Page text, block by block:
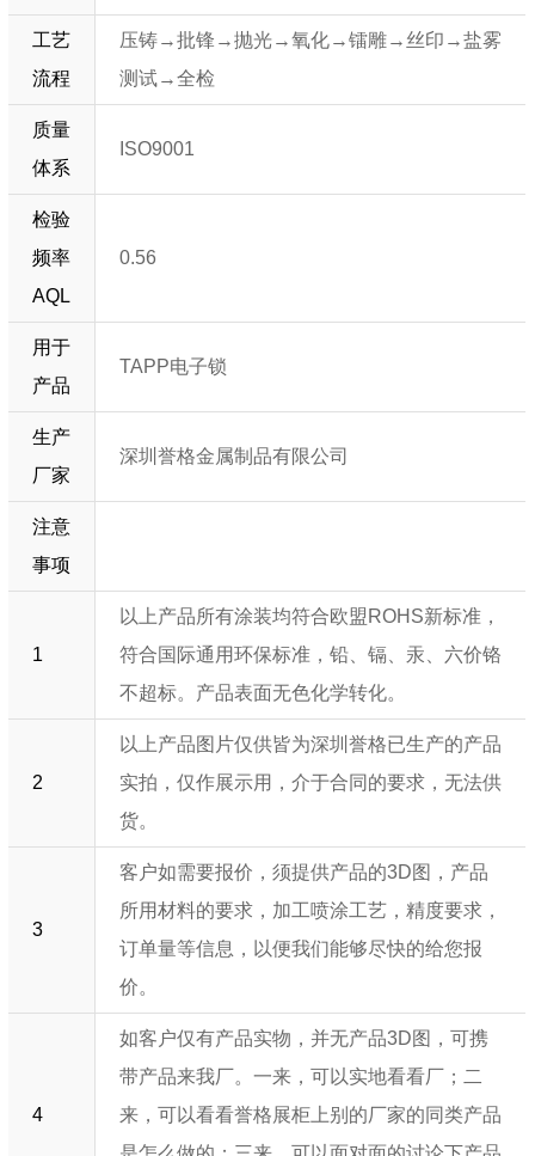
工艺
流程
压铸→批锋→抛光→氧化→镭雕→丝印→盐雾
测试→全检
质量
体系
ISO9001
检验
频率
AQL
0.56
用于
产品
TAPP电子锁
生产
厂家
深圳誉格金属制品有限公司
注意
事项
1
以上产品所有涂装均符合欧盟ROHS新标准，
符合国际通用环保标准，铅、镉、汞、六价铬
不超标。产品表面无色化学转化。
2
以上产品图片仅供皆为深圳誉格已生产的产品
实拍，仅作展示用，介于合同的要求，无法供
货。
3
客户如需要报价，须提供产品的3D图，产品
所用材料的要求，加工喷涂工艺，精度要求，
订单量等信息，以便我们能够尽快的给您报
价。
4
如客户仅有产品实物，并无产品3D图，可携
带产品来我厂。一来，可以实地看看厂；二
来，可以看看誉格展柜上别的厂家的同类产品